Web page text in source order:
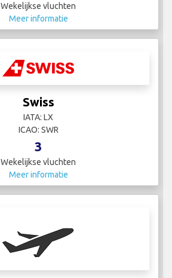
Wekelijkse vluchten
Meer informatie
Swiss
IATA: LX
ICAO: SWR
3
Wekelijkse vluchten
Meer informatie